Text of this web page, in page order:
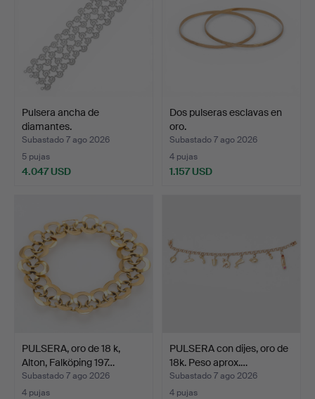
Pulsera ancha de
diamantes.
Subastado 7 ago 2026
5 pujas
4.047 USD
Dos pulseras esclavas en
oro.
Subastado 7 ago 2026
4 pujas
1.157 USD
PULSERA, oro de 18 k,
Alton, Falköping 197…
Subastado 7 ago 2026
4 pujas
PULSERA con dijes, oro de
18k. Peso aprox.…
Subastado 7 ago 2026
4 pujas